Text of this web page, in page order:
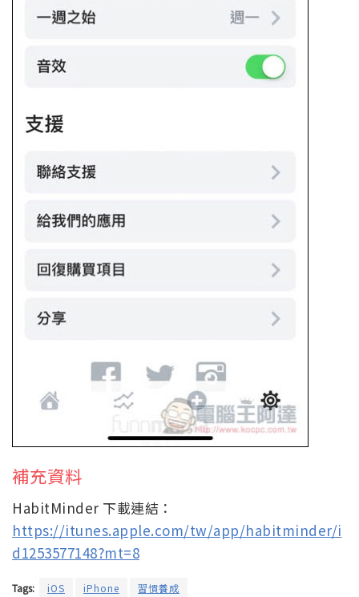
補充資料
HabitMinder 下載連結：
https://itunes.apple.com/tw/app/habitminder/i
d1253577148?mt=8
Tags: iOS iPhone 習慣養成